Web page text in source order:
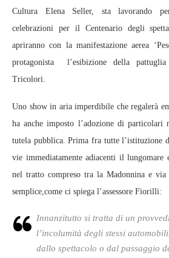
Cultura Elena Seller, sta lavorando
celebrazioni per il Centenario degli
apriranno con la manifestazione aerea
protagonista l’esibizione della
Tricolori.
Uno show in aria imperdibile che regalerà
ha anche imposto l’adozione di particolari
tutela pubblica. Prima fra tutte l’istituzione
vie immediatamente adiacenti il lungomare
nel tratto compreso tra la Madonnina e
semplice,come ci spiega l’assessore Fiorilli:
Innanzitutto si tratta di un
l’incolumità degli stessi
dallo spettacolo o dal passaggio